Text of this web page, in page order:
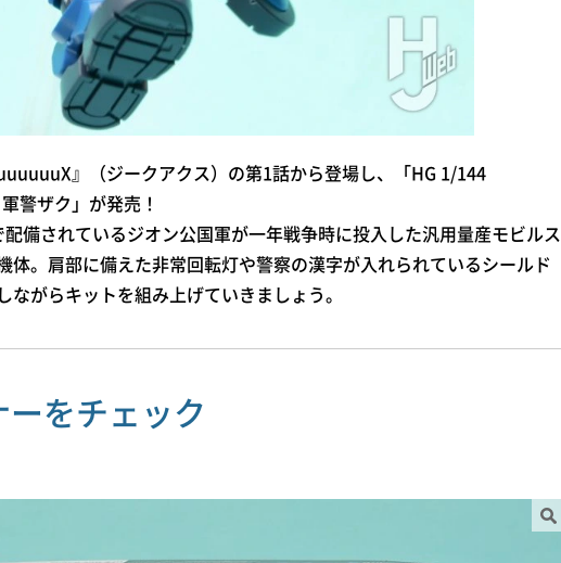
』（ジークアクス）の第1話から登場し、「HG 1/144
警ザク」が発売！
備されているジオン公国軍が一年戦争時に投入した汎用量産モビルス
体。肩部に備えた非常回転灯や警察の漢字が入れられているシールド
がらキットを組み上げていきましょう。
をチェック